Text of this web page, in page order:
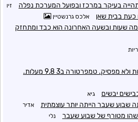
בעיקר במרכז ובפועל המערכת נפלה זיו
כעת בבית שאן אלכס גרנשטיין
שעות ובשעה האחרונה הוא כבד ומתחזק
יבשים גיא
שבוע שעבר הייתה יותר עוצמתית אדיר
מטורף של שבוע שעבר נלי